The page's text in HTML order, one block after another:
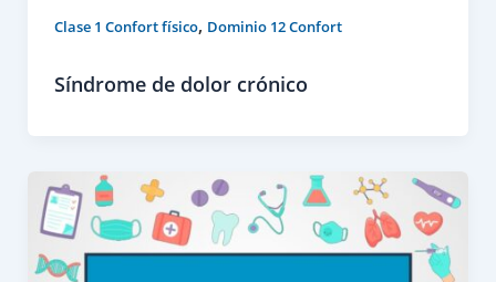
Clase 1 Confort físico, Dominio 12 Confort
Síndrome de dolor crónico